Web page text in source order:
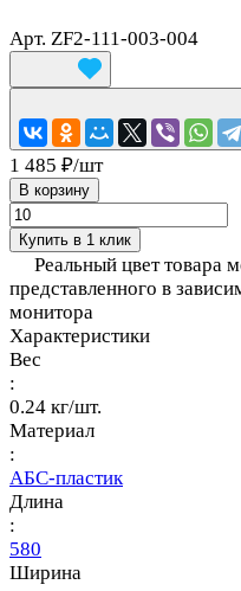
Арт. ZF2-111-003-004
1 485 ₽/шт
В корзину
Купить в 1 клик
Реальный цвет товара
представленного в
монитора
Характеристики
Вес
:
0.24 кг/шт.
Материал
:
АБС-пластик
Длина
:
580
Ширина